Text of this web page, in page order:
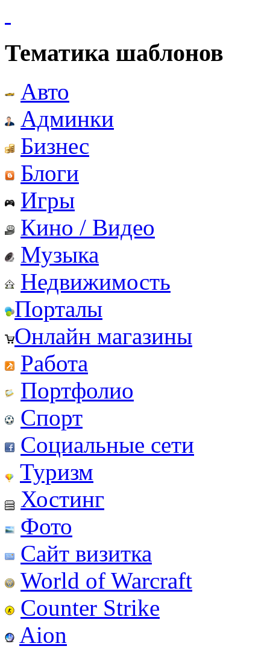
Тематика шаблонов
Авто
Админки
Бизнес
Блоги
Игры
Кино / Видео
Музыка
Недвижимость
Порталы
Онлайн магазины
Работа
Портфолио
Спорт
Социальные сети
Туризм
Хостинг
Фото
Сайт визитка
World of Warcraft
Counter Strike
Aion